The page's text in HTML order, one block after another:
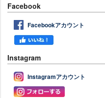
Facebook
Facebookアカウント
Instagram
Instagramアカウント